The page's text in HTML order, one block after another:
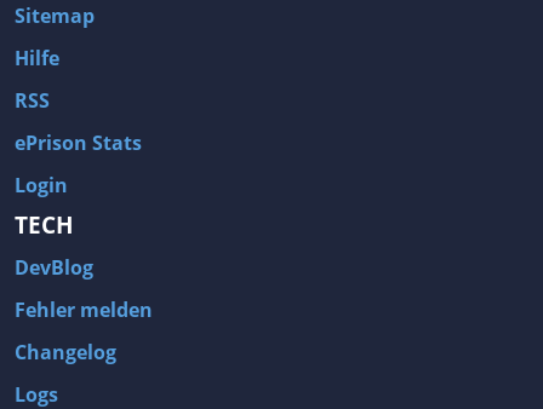
Sitemap
Hilfe
RSS
ePrison Stats
Login
TECH
DevBlog
Fehler melden
Changelog
Logs